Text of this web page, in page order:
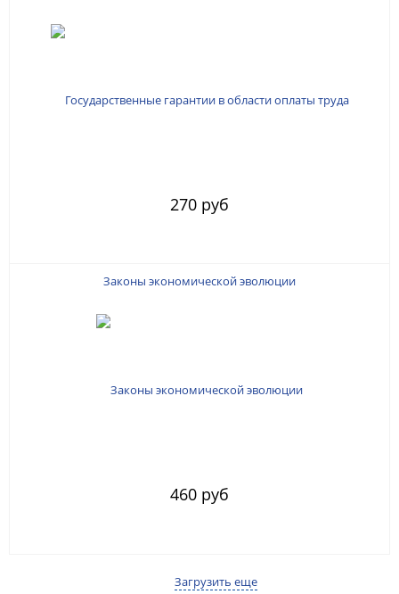
270 руб
Законы экономической эволюции
460 руб
Загрузить еще